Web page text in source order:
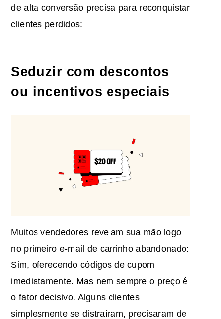
de alta conversão precisa para reconquistar
clientes perdidos:
Seduzir com descontos
ou incentivos especiais
Muitos vendedores revelam sua mão logo
no primeiro e-mail de carrinho abandonado:
Sim, oferecendo códigos de cupom
imediatamente. Mas nem sempre o preço é
o fator decisivo. Alguns clientes
simplesmente se distraíram, precisaram de